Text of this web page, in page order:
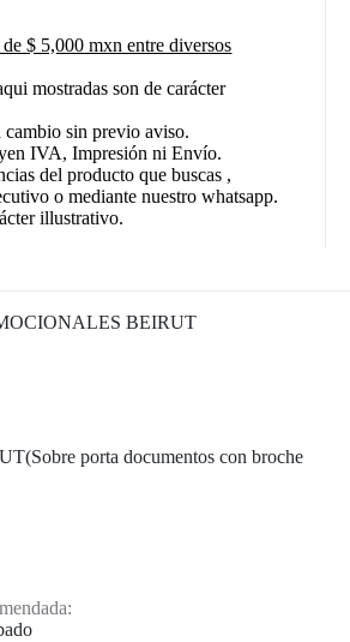
$ 5,000 mxn entre diversos
mostradas son de carácter
cambio sin previo aviso.
IVA, Impresión ni Envío.
del producto que buscas ,
o mediante nuestro whatsapp.
illustrativo.
BEIRUT
porta documentos con broche